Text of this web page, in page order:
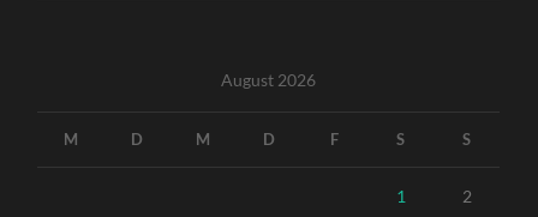
August 2026
M D M D F S S
1 2